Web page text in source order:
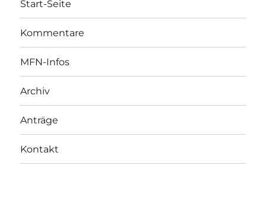
Start-Seite
Kommentare
MFN-Infos
Archiv
Anträge
Kontakt